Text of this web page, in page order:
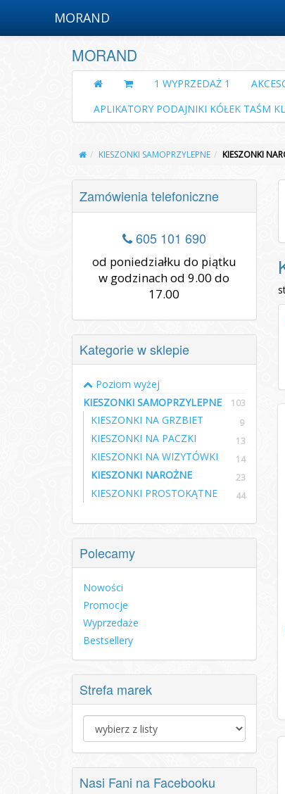
MORAND
MORAND
1 WYPRZEDAŻ 1
APLIKATORY PODAJNIKI KÓŁEK TAŚM
KIESZONKI SAMOPRZYLEPNE KIESZONKI
Zamówienia telefoniczne
605 101 690
od poniedziałku do piątku
w godzinach od 9.00 do
17.00
Kategorie w sklepie
Poziom wyżej
KIESZONKI SAMOPRZYLEPNE
103
KIESZONKI NA GRZBIET 9
KIESZONKI NA PACZKI 13
KIESZONKI NA WIZYTÓWKI 14
KIESZONKI NAROŻNE 23
KIESZONKI PROSTOKĄTNE 44
Polecamy
Nowości
Promocje
Wyprzedaże
Bestsellery
Strefa marek
Nasi Fani na Facebooku